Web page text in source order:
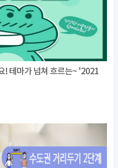
! 테마가 넘쳐 흐르는~ '2021